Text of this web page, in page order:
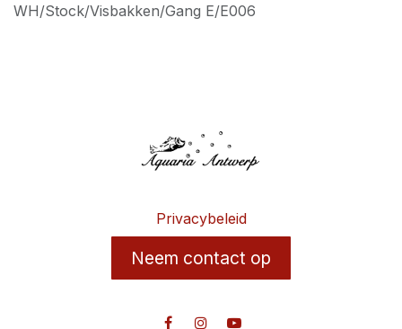
WH/Stock/Visbakken/Gang E/E006
Privacybeleid
Neem contact op